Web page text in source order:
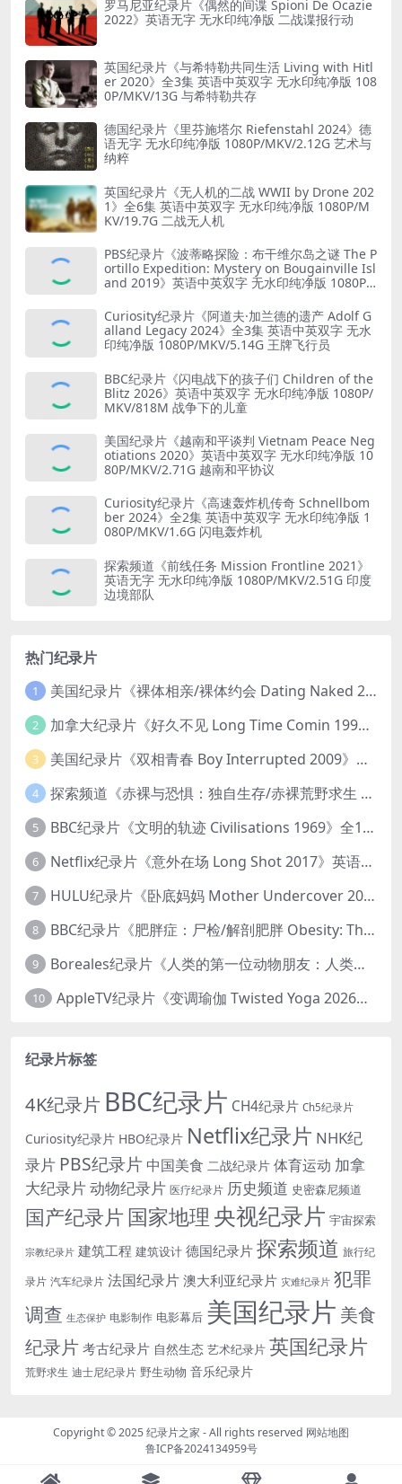
罗马尼亚纪录片《偶然的间谍 Spioni De Ocazie
2022》英语无字 无水印纯净版 二战谍报行动
英国纪录片《与希特勒共同生活 Living with Hitl
er 2020》全3集 英语中英双字 无水印纯净版 108
0P/MKV/13G 与希特勒共存
德国纪录片《里芬施塔尔 Riefenstahl 2024》德
语无字 无水印纯净版 1080P/MKV/2.12G 艺术与
纳粹
英国纪录片《无人机的二战 WWII by Drone 202
1》全6集 英语中英双字 无水印纯净版 1080P/M
KV/19.7G 二战无人机
PBS纪录片《波蒂略探险：布干维尔岛之谜 The P
ortillo Expedition: Mystery on Bougainville Isl
and 2019》英语中英双字 无水印纯净版 1080P/
Curiosity纪录片《阿道夫·加兰德的遗产 Adolf G
alland Legacy 2024》全3集 英语中英双字 无水
印纯净版 1080P/MKV/5.14G 王牌飞行员
BBC纪录片《闪电战下的孩子们 Children of the
Blitz 2026》英语中英双字 无水印纯净版 1080P/
MKV/818M 战争下的儿童
美国纪录片《越南和平谈判 Vietnam Peace Neg
otiations 2020》英语中英双字 无水印纯净版 10
80P/MKV/2.71G 越南和平协议
Curiosity纪录片《高速轰炸机传奇 Schnellbom
ber 2024》全2集 英语中英双字 无水印纯净版 1
080P/MKV/1.6G 闪电轰炸机
探索频道《前线任务 Mission Frontline 2021》
英语无字 无水印纯净版 1080P/MKV/2.51G 印度
边境部队
热门纪录片
1 美国纪录片《裸体相亲/裸体约会 Dating Naked 2014-2016》第1-3季全33集 英语中英双字 无水印纯净版 1080P/MKV/85.6G 裸体相亲真人秀
2 加拿大纪录片《好久不见 Long Time Comin 1993》英语中英双字 官方纯净版 1080P/MKV/1G 女同性艺术家
3 美国纪录片《双相青春 Boy Interrupted 2009》英语中英双字 官方纯净版 1080P/MKV/1.43G 青少年躁郁症
4 探索频道《赤裸与恐惧：独自生存/赤裸荒野求生 Naked and Afraid: Solo 2023》第一季全8集 英语中英双字 官方纯净版 高码1080P/MKV/45.4G
5 BBC纪录片《文明的轨迹 Civilisations 1969》全13集 英语中英双字 高清收藏版 1080P/MKV/64.1G 西方艺术史话
6 Netflix纪录片《意外在场 Long Shot 2017》英语中字 720P/NKV/1.06GB 美国谋杀误判案件
7 HULU纪录片《卧底妈妈 Mother Undercover 2023》全4集 英语中英双字 官方纯净版 1080P/MKV/7.6G 拯救孩子
8 BBC纪录片《肥胖症：尸检/解剖肥胖 Obesity: The Post Mortem 2016》英语中英双字 无水印纯净版 1080P/MKV/1.03G
9 Boreales纪录片《人类的第一位动物朋友：人类和狗的神奇故事 Man’s First Friend 2018》英语中英双字 1080P/MP4/1.8G 狗的神奇故事
10 AppleTV纪录片《变调瑜伽 Twisted Yoga 2026》全3集 英语中英双字 无水印纯净版 1080P/MKV/10G 瑜伽大师背后的真相
纪录片标签
4K纪录片 BBC纪录片 CH4纪录片 Ch5纪录片
Curiosity纪录片 HBO纪录片 Netflix纪录片 NHK纪
录片 PBS纪录片 中国美食 二战纪录片 体育运动 加拿
大纪录片动物纪录片 医疗纪录片 历史频道 史密森尼频道
国产纪录片 国家地理 央视纪录片 宇宙探索
宗教纪录片 建筑工程 建筑设计 德国纪录片 探索频道 旅行纪
录片 汽车纪录片 法国纪录片 澳大利亚纪录片 灾难纪录片 犯罪
调查 生态保护 电影制作 电影幕后 美国纪录片 美食
纪录片考古纪录片 自然生态 艺术纪录片 英国纪录片
荒野求生 迪士尼纪录片 野生动物 音乐纪录片
Copyright © 2025纪录片之家 - All rights reserved 网站地图
鲁ICP备2024134959号